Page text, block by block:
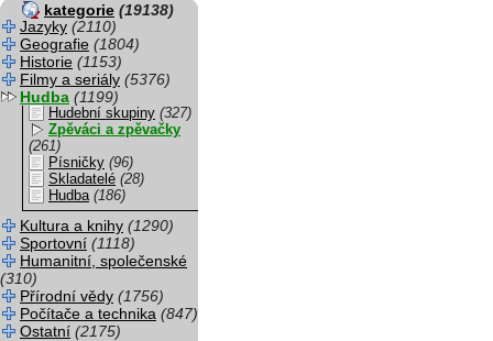
kategorie (19138)
Jazyky (2110)
Geografie (1804)
Historie (1153)
Filmy a seriály (5376)
Hudba (1199)
Hudební skupiny (327)
Zpěváci a zpěvačky
(261)
Písničky (96)
Skladatelé (28)
Hudba (186)
Kultura a knihy (1290)
Sportovní (1118)
Humanitní, společenské
(310)
Přírodní vědy (1756)
Počítače a technika (847)
Ostatní (2175)